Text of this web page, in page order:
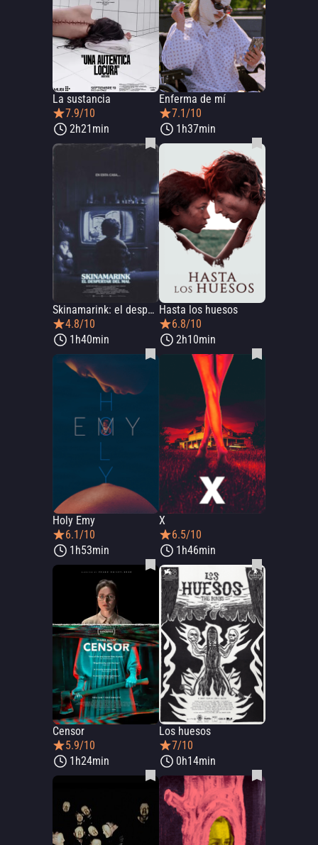
La sustancia
7.9/10
2h21min
Enferma de mí
7.1/10
1h37min
Skinamarink: el despertar del mal
4.8/10
1h40min
Hasta los huesos
6.8/10
2h10min
Holy Emy
6.1/10
1h53min
X
6.5/10
1h46min
Censor
5.9/10
1h24min
Los huesos
7/10
0h14min